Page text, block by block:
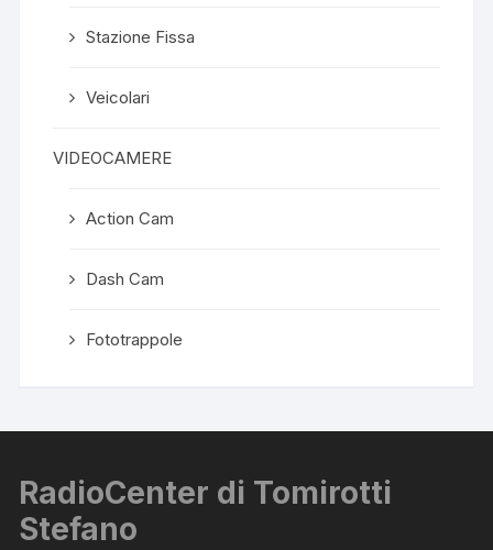
Stazione Fissa
Veicolari
VIDEOCAMERE
Action Cam
Dash Cam
Fototrappole
RadioCenter di Tomirotti
Stefano